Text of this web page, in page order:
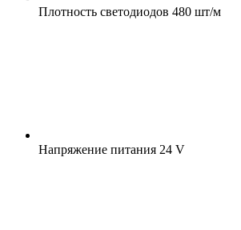
Плотность светодиодов 480 шт/м
Напряжение питания 24 V